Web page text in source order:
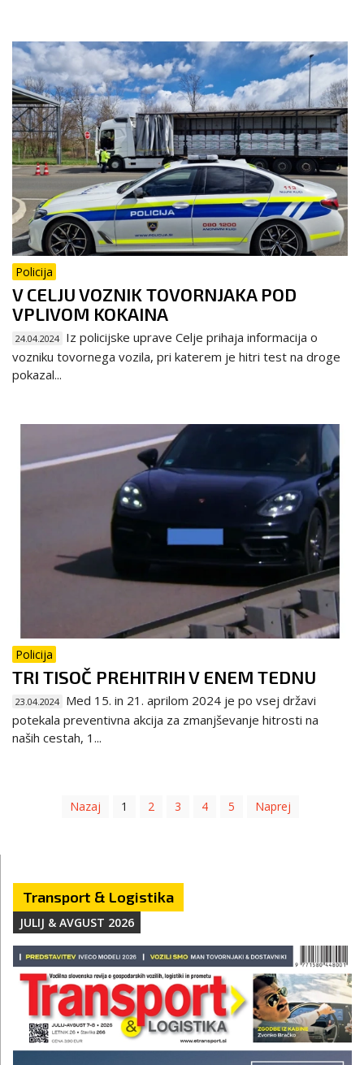
Policija
V CELJU VOZNIK TOVORNJAKA POD
VPLIVOM KOKAINA
24.04.2024 Iz policijske uprave Celje prihaja informacija o
vozniku tovornega vozila, pri katerem je hitri test na droge
pokazal...
Policija
TRI TISOČ PREHITRIH V ENEM TEDNU
23.04.2024 Med 15. in 21. aprilom 2024 je po vsej državi
potekala preventivna akcija za zmanjševanje hitrosti na
naših cestah, 1...
Nazaj 1 2 3 4 5 Naprej
Transport & Logistika
JULIJ & AVGUST 2026